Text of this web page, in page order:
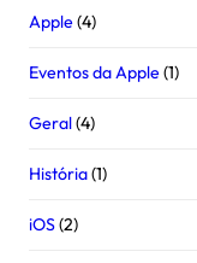
Apple(4)
Eventos da Apple(1)
Geral(4)
História(1)
iOS(2)